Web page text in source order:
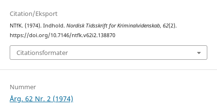
Citation/Eksport
NTfK. (1974). Indhold. Nordisk Tidsskrift for Kriminalvidenskab, 62(2).
https://doi.org/10.7146/ntfk.v62i2.138870
Citationsformater
Nummer
Årg. 62 Nr. 2 (1974)